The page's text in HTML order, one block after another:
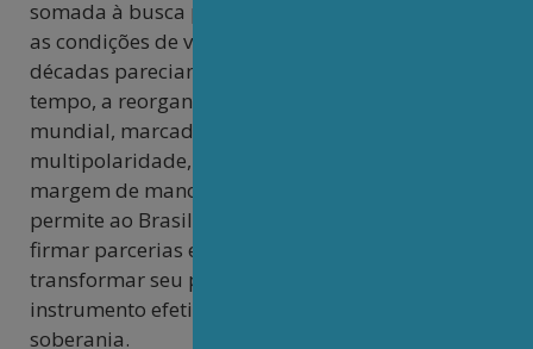
somada à busca por fontes limpas e seguras, cria
as condições de viabilidade econômica que por
décadas pareciam inalcançáveis. Ao mesmo
tempo, a reorganização do tabuleiro geopolítico
mundial, marcada pela emergência da
multipolaridade, oferece ao país uma inestimável
margem de manobra diplomática. Esse contexto
permite ao Brasil negociar em melhores termos,
firmar parcerias estratégicas antes impensáveis e
transformar seu potencial energético em
instrumento efetivo de desenvolvimento e
soberania.